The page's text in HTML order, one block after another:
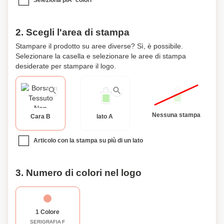
2. Scegli l'area di stampa
Stampare il prodotto su aree diverse? Sì, è possibile.
Selezionare la casella e selezionare le aree di stampa
desiderate per stampare il logo.
Cara B lato A Nessuna stampa
Articolo con la stampa su più di un lato
3. Numero di colori nel logo
1 Colore
SERIGRAFIA F